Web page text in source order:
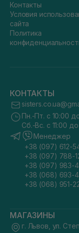
Контакты
Условия
сайта
Политика
КОНТАКТЫ
Пн.-Пт. с 10:00
Сб.-Вс. с 11:00
Менеджер
+38 (097) 612-
+38 (097) 788-
+38 (097) 983-
+38 (068) 693-
+38 (068) 951-
МАГАЗИНЫ
г. Львов, ул.